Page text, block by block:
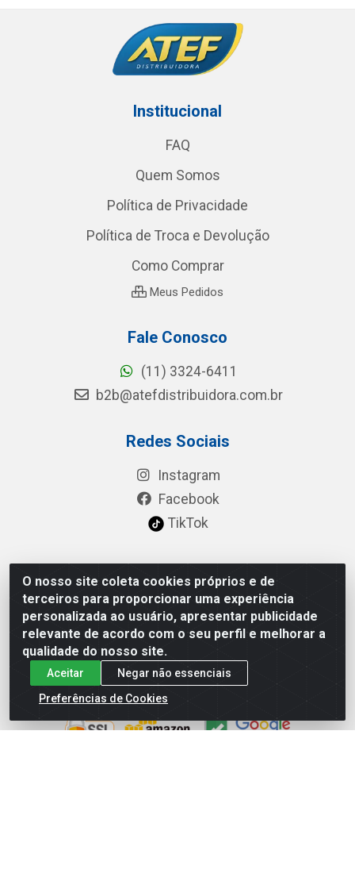
O nosso site coleta cookies próprios e de
terceiros para proporcionar uma experiência
personalizada ao usuário, apresentar publicidade
relevante de acordo com o seu perfil e melhorar a
qualidade do nosso site.
Aceitar
Negar não essenciais
Preferências de Cookies
Institucional
FAQ
Quem Somos
Política de Privacidade
Política de Troca e Devolução
Como Comprar
Meus Pedidos
Fale Conosco
(11) 3324-6411
b2b@atefdistribuidora.com.br
Redes Sociais
Instagram
Facebook
TikTok
Baixe já nosso APP
Site Seguro